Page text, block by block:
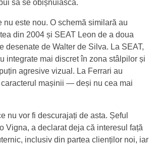
să se obișnuiască.
nu este nou. O schemă similară au
din 2004 și SEAT Leon de a doua
desenate de Walter de Silva. La SEAT,
integrate mai discret în zona stâlpilor și
agresive vizual. La Ferrari au
mașinii — deși nu cea mai
nu vor fi descurajați de asta. Șeful
Vigna, a declarat deja că interesul față
inclusiv din partea clienților noi, iar